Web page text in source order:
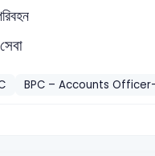
সেবা
BPC – Accounts